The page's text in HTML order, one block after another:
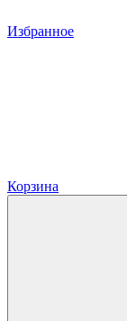
Избранное
Корзина